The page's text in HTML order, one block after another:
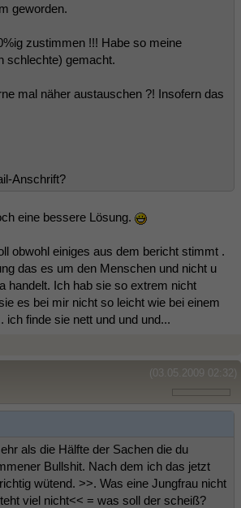
geworden.
zustimmen !!! Habe so meine
schlechte) gemacht.
mal näher austauschen ?! Insofern das
Anschrift?
eine bessere Lösung.
obwohl einiges aus dem bericht stimmt .
das es um den Menschen und nicht u
handelt. Ich hab sie so extrem nicht
es bei mir nicht so leicht wie bei einem
ich finde sie nett und und und...
(03.05.2009 02:32)
als die Hälfte der Sachen die du
Bullshit. Nach dem ich das jetzt
wütend. >>. Was eine Jungfrau nicht
viel nicht<< = was soll der scheiß?